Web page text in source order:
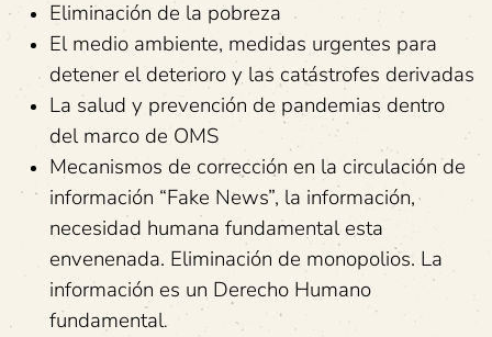
Eliminación de la pobreza
El medio ambiente, medidas urgentes para
detener el deterioro y las catástrofes derivadas
La salud y prevención de pandemias dentro
del marco de OMS
Mecanismos de corrección en la circulación de
información “Fake News”, la información,
necesidad humana fundamental esta
envenenada. Eliminación de monopolios. La
información es un Derecho Humano
fundamental.